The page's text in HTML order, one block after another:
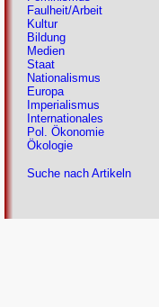
Faulheit/Arbeit
Kultur
Bildung
Medien
Staat
Nationalismus
Europa
Imperialismus
Internationales
Pol. Ökonomie
Ökologie
Suche nach Artikeln